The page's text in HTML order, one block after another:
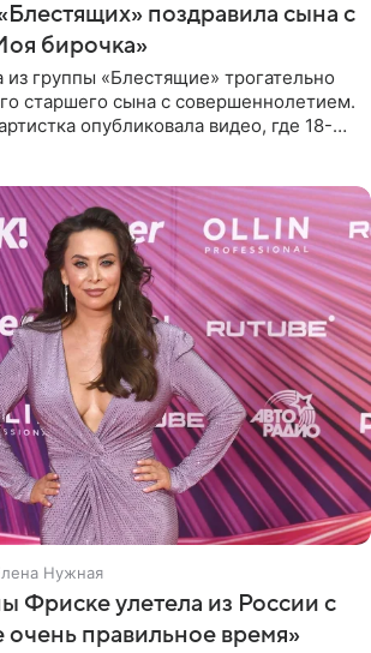
поздравила сына с
бирочка»
из группы «Блестящие» трогательно
старшего сына с совершеннолетием.
опубликовала видео, где 18-
Нужная
Фриске улетела из России с
правильное время»